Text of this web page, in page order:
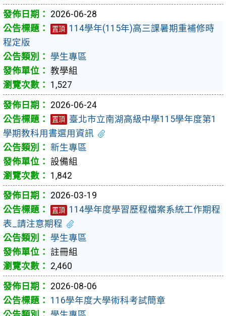
2026-06-28
置頂 114學年(115年)高三課暑期重補修時
程定版
學生專區
教學組
1,527
2026-06-24
置頂 臺北市立南湖高級中學115學年度第1
學期教科用書選用資訊
新生專區
設備組
1,842
2026-03-19
置頂 114學年度學習歷程檔案系統工作期程
表_請注意期程
學生專區
註冊組
2,460
2026-08-06
116學年度大學術科考試簡章